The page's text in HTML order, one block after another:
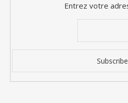
Entrez votre